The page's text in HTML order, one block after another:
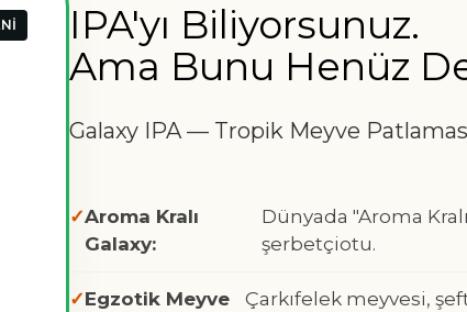
IPA'yı Biliyorsunuz.
Ama Bunu Henüz
Galaxy IPA — Tropik Meyve
Aroma Kralı
Galaxy:
Dünyada "Aroma
şerbetçiotu.
Egzotik Meyve
Çarkıfelek meyvesi,